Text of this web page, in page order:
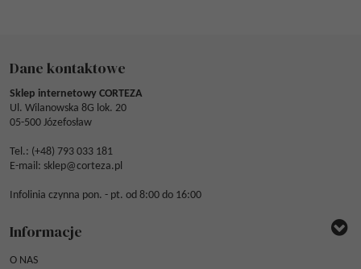
Dane kontaktowe
Sklep internetowy CORTEZA
Ul. Wilanowska 8G lok. 20
05-500 Józefosław
Tel.: (+48) 793 033 181
E-mail: sklep@corteza.pl
Infolinia czynna pon. - pt. od 8:00 do 16:00
Informacje
O NAS